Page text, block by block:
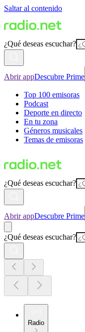
Saltar al contenido
¿Qué deseas escuchar?
Abrir appDescubre Prime
Top 100 emisoras
Podcast
Deporte en directo
En tu zona
Géneros musicales
Temas de emisoras
¿Qué deseas escuchar?
Abrir appDescubre Prime
¿Qué deseas escuchar?
Radio